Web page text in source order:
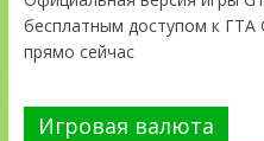
бесплатным доступом к ГТА
прямо сейчас
Игровая валюта